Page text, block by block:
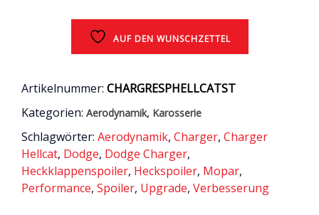
/
-
Menge
AUF DEN WUNSCHZETTEL
Artikelnummer: CHARGRESPHELLCATST
Kategorien: Aerodynamik, Karosserie
Schlagwörter: Aerodynamik, Charger, Charger
Hellcat, Dodge, Dodge Charger,
Heckklappenspoiler, Heckspoiler, Mopar,
Performance, Spoiler, Upgrade, Verbesserung